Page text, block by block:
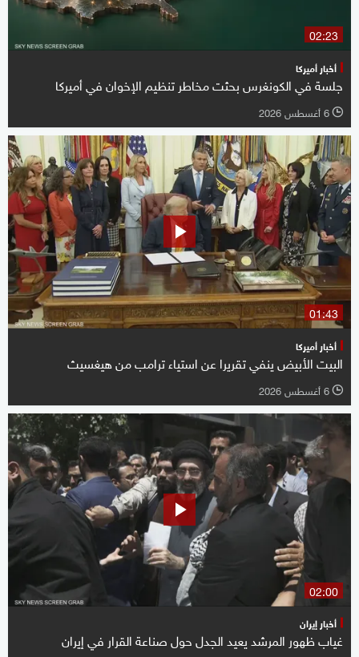
02:23
أخبار أميركا
جلسة في الكونغرس بحثت مخاطر تنظيم الإخوان في أميركا
l 6 أغسطس 2026
01:43
أخبار أميركا
البيت الأبيض ينفي تقريرا عن استياء ترامب من هيغسيث
l 6 أغسطس 2026
02:00
أخبار إيران
غياب ظهور المرشد يعيد الجدل حول صناعة القرار في إيران